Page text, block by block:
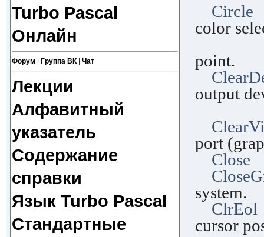
Turbo Pascal
Онлайн
Форум Группа ВК| Чат
Лекции
Алфавитный
указатель
Содержание
справки
Язык Turbo Pascal
Стандартные
Circle
color
point.
output
port
Close
system.
ClrEol
cursor